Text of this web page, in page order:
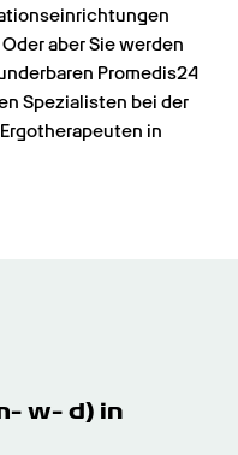
aber Sie werden
Promedis24
Spezialisten bei der
in
w- d) in